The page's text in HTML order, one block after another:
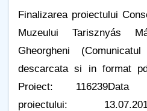
Finalizarea proiectului
Muzeului Tarisznyás
Gheorgheni
descarcata si in format
Proiect:
proiectului: